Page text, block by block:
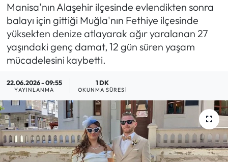
Manisa'nın Alaşehir ilçesinde evlendikten sonra
balayı için gittiği Muğla'nın Fethiye ilçesinde
yüksekten denize atlayarak ağır yaralanan 27
yaşındaki genç damat, 12 gün süren yaşam
mücadelesini kaybetti.
22.06.2026 - 09:55
YAYINLANMA
1 DK
OKUNMA SÜRESI
Haber Arşivi